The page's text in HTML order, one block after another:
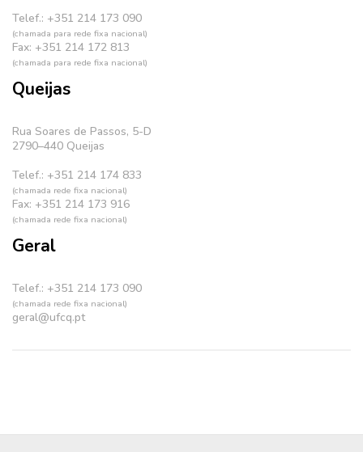
Telef.: +351 214 173 090
(chamada para rede fixa nacional)
Fax: +351 214 172 813
(chamada para rede fixa nacional)
Queijas
Rua Soares de Passos, 5-D
2790–440 Queijas
Telef.: +351 214 174 833
(chamada rede fixa nacional)
Fax: +351 214 173 916
(chamada rede fixa nacional)
Geral
Telef.: +351 214 173 090
(chamada rede fixa nacional)
geral@ufcq.pt